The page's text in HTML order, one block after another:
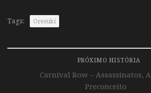
Tags: Oresuki
PRÓXIMO HISTÓRIA
Carnival Row – Assassinatos,
Preconceito